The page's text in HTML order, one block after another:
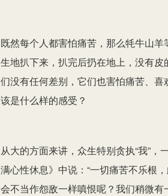
既然每个人都害怕痛苦，那么牦牛山
生地扒下来，扒完后扔在地上，没有
们没有任何差别，它们也害怕痛苦、
该是什么样的感受？
从大的方面来讲，众生特别贪执“我”
满心性休息》中说：“一切痛苦不乐根
会不当作怨敌一样嗔恨呢？我们稍微